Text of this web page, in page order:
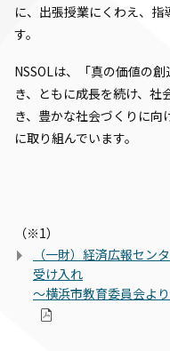
に、出張授業にくわえ、
す。
NSSOLは、「真の価値の
き、ともに成長を続け、
き、豊かな社会づくりに向
に取り組んでいます。
（※1）
（一財）経済広報セン
受け入れ
～横浜市教育委員会よ